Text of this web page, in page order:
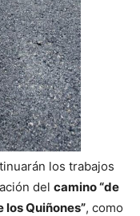
los trabajos
del camino “de
los Quiñones”, como